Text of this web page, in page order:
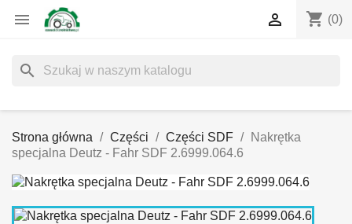
 shopping_cart (0)

search
Strona główna Części Części SDF
Nakrętka
specjalna Deutz - Fahr SDF 2.6999.064.6